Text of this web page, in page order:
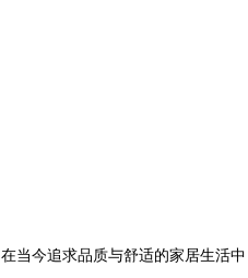
在当今追求品质与舒适的家居生活